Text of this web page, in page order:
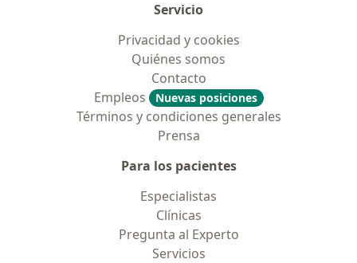
Servicio
Privacidad y cookies
Quiénes somos
Contacto
Empleos
Nuevas posiciones
Términos y condiciones generales
Prensa
Para los pacientes
Especialistas
Clínicas
Pregunta al Experto
Servicios